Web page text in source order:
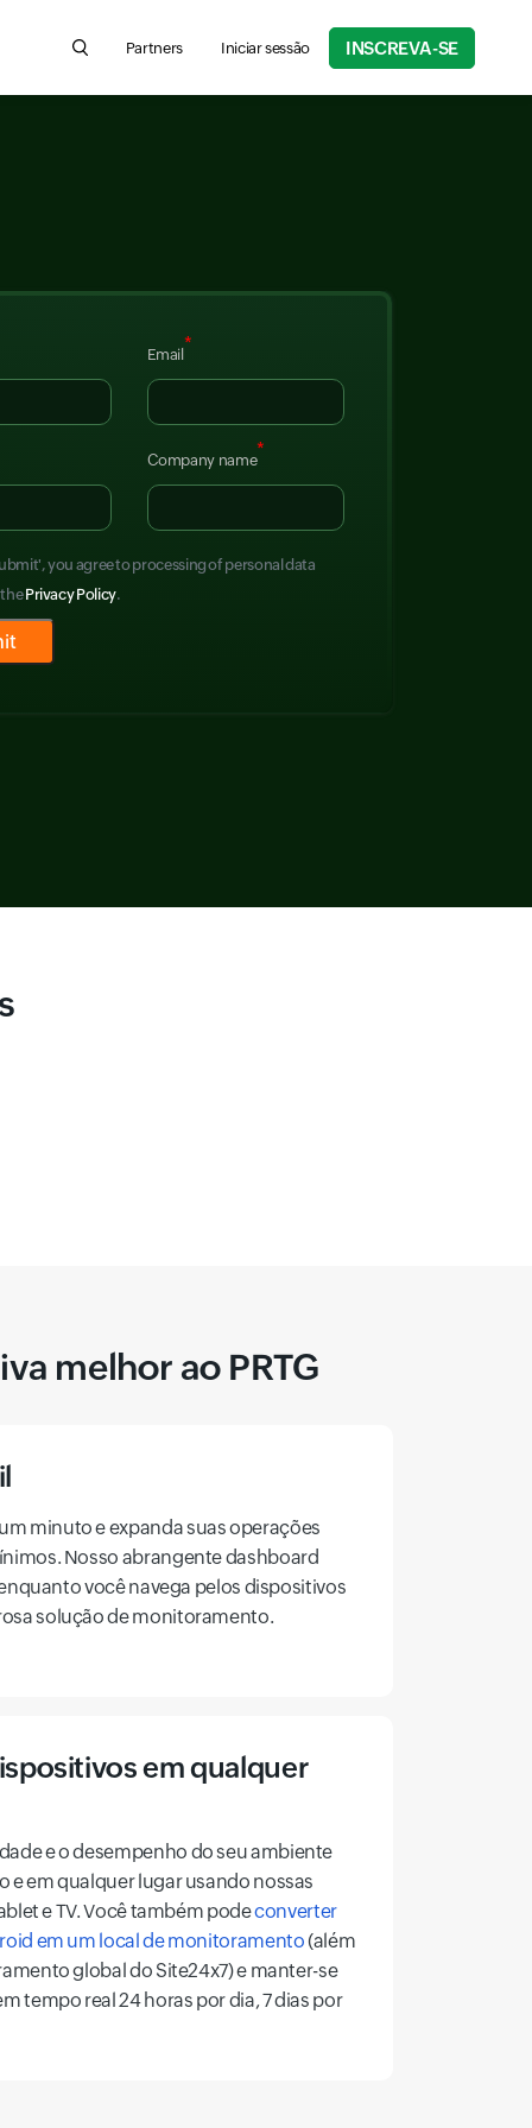
Search for product information, help articles, and more...
Partners Iniciar sessão INSCREVA-SE
Email*
Company name*
you agree to processing of personal data
Privacy Policy.
melhor ao PRTG
minuto e expanda suas operações
Nosso abrangente dashboard
você navega pelos dispositivos
solução de monitoramento.
em qualquer
e o desempenho do seu ambiente
e em qualquer lugar usando nossas
e TV. Você também podeconverter
em um local de monitoramento(além
global do Site24x7) e manter-se
tempo real 24 horas por dia, 7 dias por